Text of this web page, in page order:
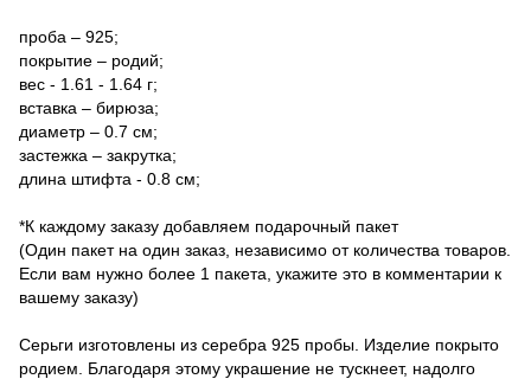
проба – 925;
покрытие – родий;
вес - 1.61 - 1.64 г;
вставка – бирюза;
диаметр – 0.7 см;
застежка – закрутка;
длина штифта - 0.8 см;
*К каждому заказу добавляем подарочный пакет
(Один пакет на один заказ, независимо от количества товаров.
Если вам нужно более 1 пакета, укажите это в комментарии к
вашему заказу)
Серьги изготовлены из серебра 925 пробы. Изделие покрыто
родием. Благодаря этому украшение не тускнеет, надолго